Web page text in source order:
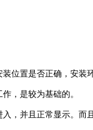
位置是否正确，安装
，是较为基础的。
，并且正常显示。而